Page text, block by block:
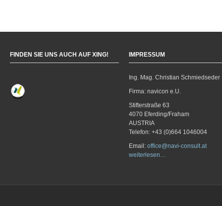
FINDEN SIE UNS AUCH AUF XING! IMPRESSUM
Ing. Mag. Christian Schmiedseder
Firma: navicon e.U.
Stifterstraße 63
4070 Eferding/Fraham
AUSTRIA
Telefon: +43 (0)664 1046004
Email: office@navi-consult.at
weiterlesen…